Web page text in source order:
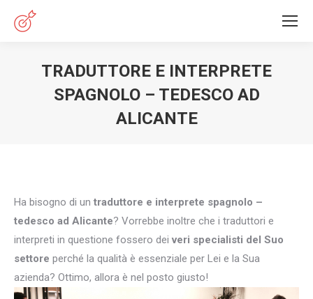
TRADUTTORE E INTERPRETE
SPAGNOLO – TEDESCO AD
ALICANTE
Ha bisogno di un traduttore e interprete spagnolo –
tedesco ad Alicante? Vorrebbe inoltre che i traduttori e
interpreti in questione fossero dei veri specialisti del Suo
settore perché la qualità è essenziale per Lei e la Sua
azienda? Ottimo, allora è nel posto giusto!